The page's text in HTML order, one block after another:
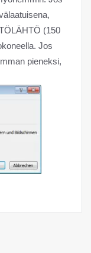
(150
Jos
pieneksi,